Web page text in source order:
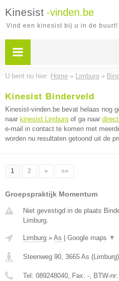
Kinesist -vinden.be
Vind een kinesist bij u in de buurt!
U bent nu hier: Home » Limburg »
Kinesist Binderveld
Kinesist-vinden.be bevat helaas nog
naar kinesist Limburg of ga naar
e-mail in contact te komen met
worden nu resultaten getoond uit de
1 2 » »»
Groepspraktijk Momentum
Niet gevestigd in de plaats
Limburg.
Limburg » As Google maps ▼
Steenweg 90, 3665 As (Limburg)
Tel: 089248040, Fax: -, BTW-nr: